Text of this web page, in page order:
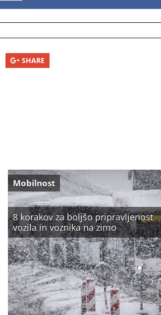
SHARE
8 korakov za boljšo pripravljenost
vozila in voznika na zimo
Mobilnost